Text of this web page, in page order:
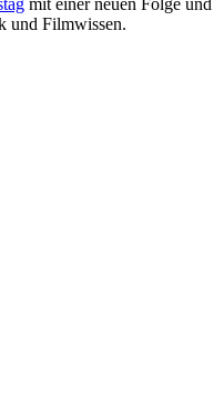
und Filmwissen.